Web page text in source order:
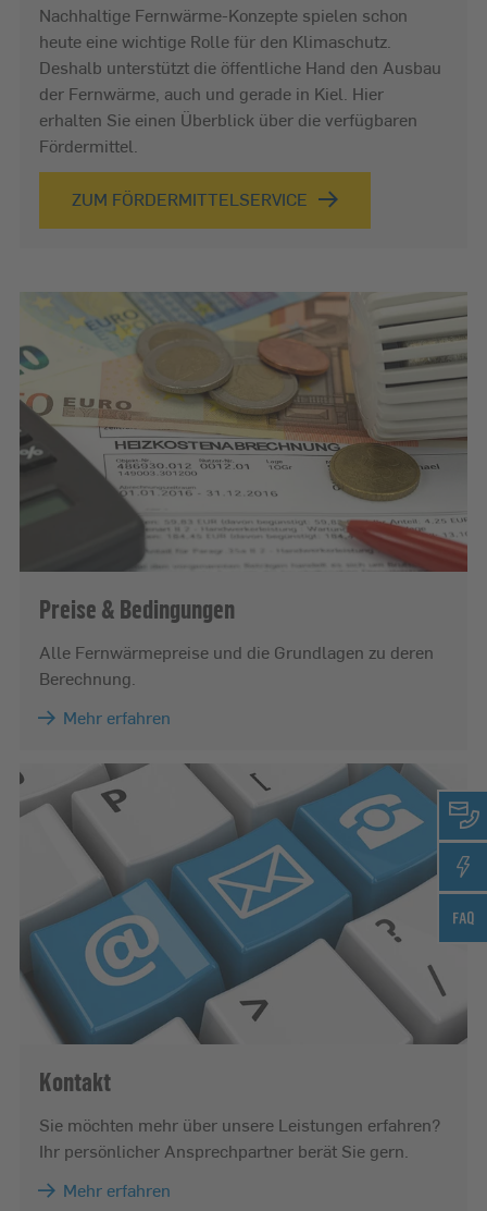
Nachhaltige Fernwärme-Konzepte spielen schon
heute eine wichtige Rolle für den Klimaschutz.
Deshalb unterstützt die öffentliche Hand den Ausbau
der Fernwärme, auch und gerade in Kiel. Hier
erhalten Sie einen Überblick über die verfügbaren
Fördermittel.
ZUM FÖRDERMITTELSERVICE
Preise & Bedingungen
Alle Fernwärmepreise und die Grundlagen zu deren
Berechnung.
Mehr erfahren
Kontakt
Sie möchten mehr über unsere Leistungen erfahren?
Ihr persönlicher Ansprechpartner berät Sie gern.
Mehr erfahren